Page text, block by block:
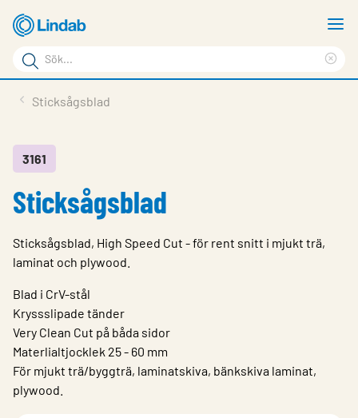
Hoppa
till
huvudinnehållet
Sökord
Sök
på
Service & Support
Hållbarhet
Kontakt
Logga in
Choose languge
Sweden
Sticksågsblad
3161
Sticksågsblad
Sticksågsblad, High Speed Cut - för rent snitt i mjukt trä,
laminat och plywood.
Blad i CrV-stål
Kryssslipade tänder
Very Clean Cut på båda sidor
Materlialtjocklek 25 - 60 mm
För mjukt trä/byggträ, laminatskiva, bänkskiva laminat,
plywood.